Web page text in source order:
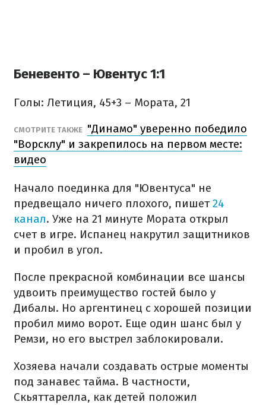
Беневенто – Ювентус 1:1
Голы: Летиция, 45+3 – Мората, 21
СМОТРИТЕ ТАКЖЕ "Динамо" уверенно победило
"Ворсклу" и закрепилось на первом месте:
видео
Начало поединка для "Ювентуса" не
предвещало ничего плохого, пишет24
канал. Уже на 21 минуте Мората открыл
счет в игре. Испанец накрутил защитников
и пробил в угол.
После прекрасной комбинации все шансы
удвоить преимущество гостей было у
Дибалы. Но аргентинец с хорошей позиции
пробил мимо ворот. Еще один шанс был у
Ремзи, но его выстрел заблокировали.
Хозяева начали создавать острые моменты
под занавес тайма. В частности,
Скьяттарелла, как детей положил